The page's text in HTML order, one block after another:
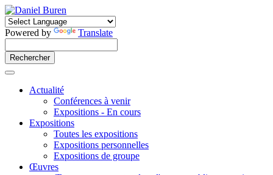
Powered by Translate
Actualité
Conférences à venir
Expositions - En cours
Expositions
Toutes les expositions
Expositions personnelles
Expositions de groupe
Œuvres